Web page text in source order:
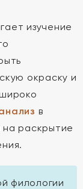
изучение
окраску и
в
раскрытие
филологии